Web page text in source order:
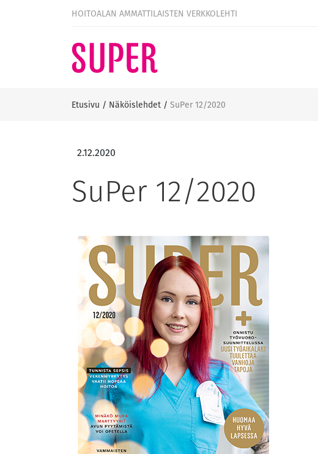
HOITOALAN AMMATTILAISTEN VERKKOLEHTI
Etusivu / Näköislehdet / SuPer 12/2020
2.12.2020
SuPer 12/2020